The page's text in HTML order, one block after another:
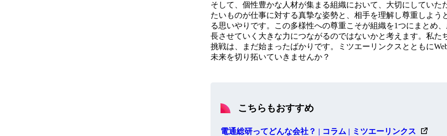
そして、個性豊かな人材が集まる組織において、大切にしていた
たいものが仕事に対する真摯な姿勢と、相手を理解し尊重しよう
る思いやりです。この多様性への尊重こそが組織を1つにまとめ
長させていく大きな力につながるのではないかと考えます。私た
挑戦は、まだ始まったばかりです。ミツエーリンクスとともに
未来を切り拓いていきませんか？
こちらもおすすめ
電通総研ってどんな会社？ | コラム | ミツエーリンクス